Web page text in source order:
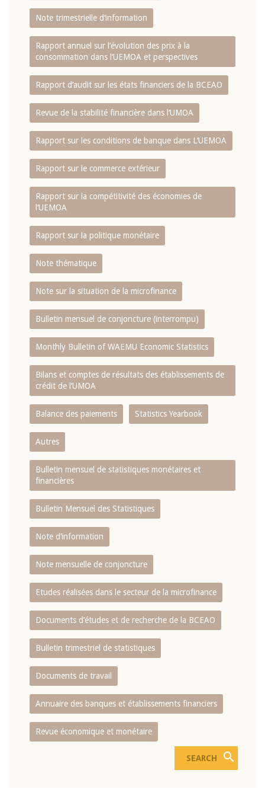
Note trimestrielle d‘information
Rapport annuel sur l‘évolution des prix à la
consommation dans l‘UEMOA et perspectives
Rapport d‘audit sur les états financiers de la BCEAO
Revue de la stabilité financière dans l‘UMOA
Rapport sur les conditions de banque dans L‘UEMOA
Rapport sur le commerce extérieur
Rapport sur la compétitivité des économies de
l‘UEMOA
Rapport sur la politique monétaire
Note thématique
Note sur la situation de la microfinance
Bulletin mensuel de conjoncture (interrompu)
Monthly Bulletin of WAEMU Economic Statistics
Bilans et comptes de résultats des établissements de
crédit de l‘UMOA
Balance des paiements Statistics Yearbook
Autres
Bulletin mensuel de statistiques monétaires et
financières
Bulletin Mensuel des Statistiques
Note d’information
Note mensuelle de conjoncture
Etudes réalisées dans le secteur de la microfinance
Documents d’études et de recherche de la BCEAO
Bulletin trimestriel de statistiques
Documents de travail
Annuaire des banques et établissements financiers
Revue économique et monétaire